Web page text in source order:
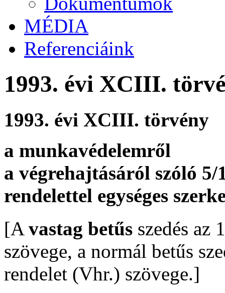
MÉDIA
Referenciáink
1993. évi XCIII.
1993. évi XCIII. törvény
a munkavédelemről
a végrehajtásáról szóló
rendelettel egységes
[A vastag betűs szedés
szövege, a normál betűs
rendelet (Vhr.) szövege.]